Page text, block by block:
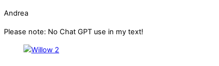
Andrea
Please note: No Chat GPT use in my text!